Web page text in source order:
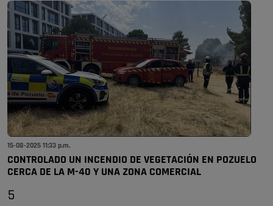
15-08-2025 11:33 p.m.
CONTROLADO UN INCENDIO DE VEGETACIÓN EN POZUELO
CERCA DE LA M-40 Y UNA ZONA COMERCIAL
5